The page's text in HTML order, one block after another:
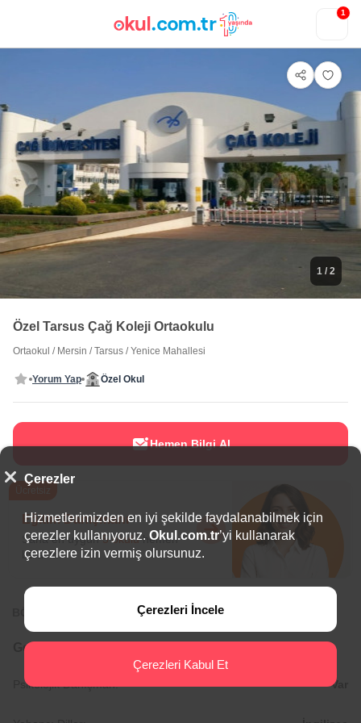
1
1 / 2
Özel Tarsus Çağ Koleji Ortaokulu
Ortaokul / Mersin /Tarsus /Yenice Mahallesi
Yorum Yap Özel Okul
Hemen Bilgi Al
Eğitim Danışmanı
Sana en uygun5 okuluhemen
bulalım.
BÖLGEDE ÖNE ÇIKAN OKULLAR
Genel Bilgiler
Psikolojik Danışman: Var
Çerezler
Hizmetlerimizden en iyi şekilde faydalanabilmek için
çerezler kullanıyoruz. Okul.com.tr’yi kullanarak
çerezlere izin vermiş olursunuz.
Çerezleri İncele
Çerezleri Kabul Et